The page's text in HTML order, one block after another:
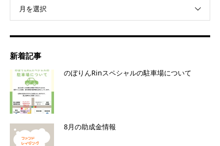
月を選択
新着記事
のぼりんRinスペシャルの駐車場について
8月の助成金情報